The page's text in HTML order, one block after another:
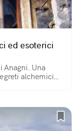
ed esoterici
Anagni. Una
alchemici